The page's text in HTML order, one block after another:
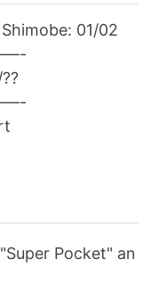
01/02
Pocket" an